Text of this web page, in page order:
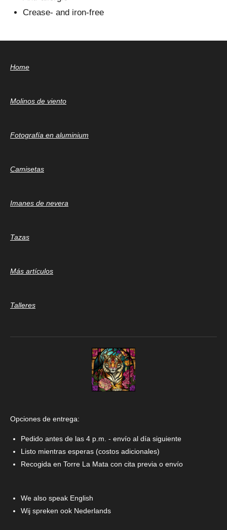
Crease- and iron-free
Home
Molinos de viento
Fotografía en aluminium
Camisetas
Imanes de nevera
Tazas
Más artículos
Talleres
Opciones de entrega:
Pedido antes de las 4 p.m. - envío al día siguiente
Listo mientras esperas (costos adicionales)
Recogida en Torre La Mata con cita previa o envío
We also speak English
Wij spreken ook Nederlands